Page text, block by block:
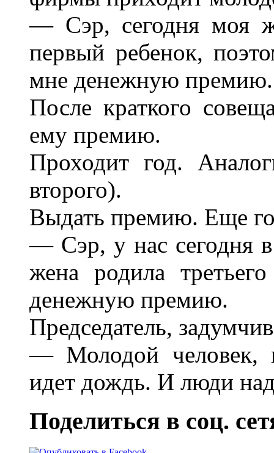
— Сэр, сегодня моя
первый ребенок,
мне денежную премию.
После краткого
ему премию.
Проходит год.
второго).
Выдать премию. Еще
— Сэр, у нас сегодня
жена родила
денежную премию.
Председатель,
— Молодой человек,
идет дождь. И люди
Поделиться в соц.